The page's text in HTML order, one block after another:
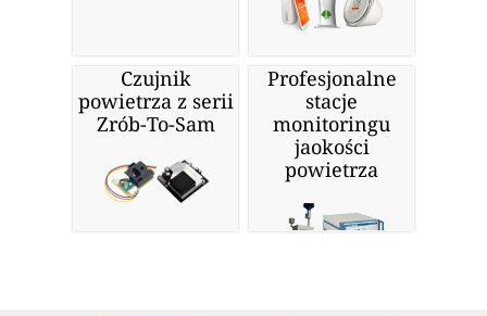
Czujnik
powietrza z serii
Zrób-To-Sam
Profesjonalne
stacje
monitoringu
jaokości
powietrza